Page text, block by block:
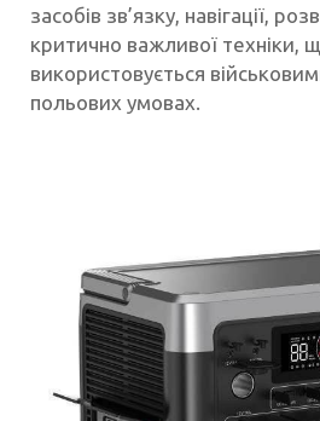
засобів зв’язку, навігації,
критично важливої техніки,
використовується
польових умовах.